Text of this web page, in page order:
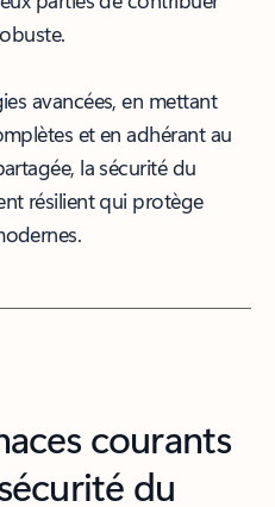
avancées, en mettant
et en adhérant au
la sécurité du
résilient qui protège
courants
du